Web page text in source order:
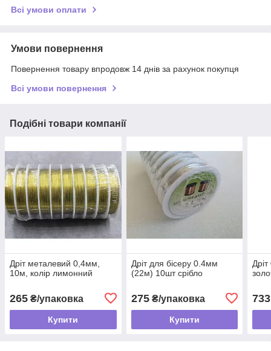
Всі умови оплати
Умови повернення
Повернення товару впродовж 14 днів за рахунок покупця
Всі умови повернення
Подібні товари компанії
Дріт металевий 0,4мм,
10м, колір лимонний
265 ₴/упаковка
Купити
Дріт для бісеру 0.4мм
(22м) 10шт срібло
275₴/упаковка
Купити
733